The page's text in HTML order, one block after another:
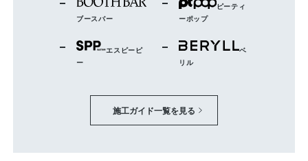
ブースバー
エスピーピ
ー
ピーティ
ーポップ
ベ
リル
施工ガイド一覧を見る